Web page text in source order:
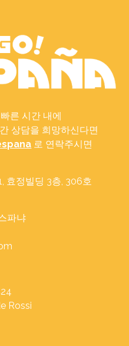
른 시간 내에
상담을 희망하신다면
로 연락주시면
효정빌딩 3층, 306호
파냐
Rossi